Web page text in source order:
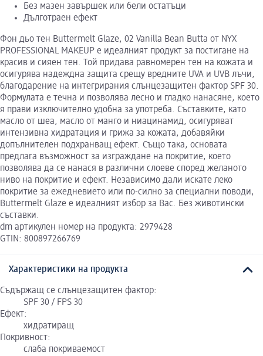
Без мазен завършек или бели остатъци
Дълготраен ефект
Фон дьо тен Buttermelt Glaze, 02 Vanilla Bean Butta от NYX
PROFESSIONAL MAKEUP е идеалният продукт за постигане на
красив и сияен тен. Той придава равномерен тен на кожата и
осигурява надеждна защита срещу вредните UVA и UVB лъчи,
благодарение на интегрирания слънцезащитен фактор SPF 30.
Формулата е течна и позволява лесно и гладко нанасяне, което
я прави изключително удобна за употреба. Съставките, като
масло от шеа, масло от манго и ниацинамид, осигуряват
интензивна хидратация и грижа за кожата, добавяйки
допълнителен подхранващ ефект. Също така, основата
предлага възможност за изграждане на покритие, което
позволява да се нанася в различни слоеве според желаното
ниво на покритие и ефект. Независимо дали искате леко
покритие за ежедневието или по-силно за специални поводи,
Buttermelt Glaze е идеалният избор за Вас. Без животински
съставки.
dm артикулен номер на продукта: 2979428
GTIN: 800897266769
Характеристики на продукта
Съдържащ се слънцезащитен фактор:
SPF 30 / FPS 30
Ефект:
хидратиращ
Покривност:
слаба покриваемост